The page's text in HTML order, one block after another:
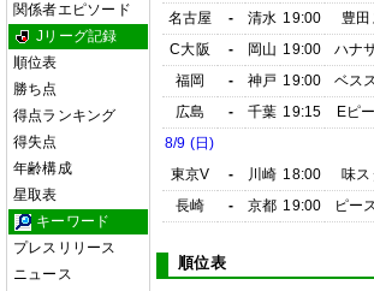
関係者エピソード
Jリーグ記録
順位表
勝ち点
得点ランキング
得失点
年齢構成
星取表
キーワード
プレスリリース
ニュース
名古屋
- 清水 19:00
豊田
C大阪
- 岡山 19:00
ハナ
福岡
- 神戸 19:00
ベス
広島
- 千葉 19:15
Eピ
8/9 (日)
東京V
- 川崎 18:00
味ス
長崎
- 京都 19:00 ピー
順位表